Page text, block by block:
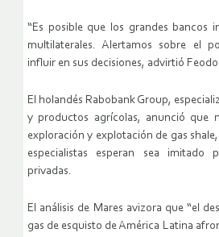
“Es posible que los grandes bancos
multilaterales. Alertamos sobre el
influir en sus decisiones, advirtió
El holandés Rabobank Group,
y productos agrícolas, anunció que
exploración y explotación de gas
especialistas esperan sea imitado
privadas.
El análisis de Mares avizora que “el
gas de esquisto de América Latina